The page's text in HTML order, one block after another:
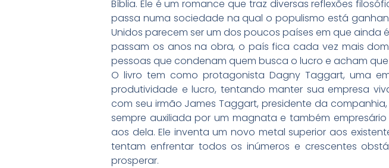
Bíblia. Ele é um romance que traz diversas reflexões
passa numa sociedade na qual o populismo está
Unidos parecem ser um dos poucos países em que
passam os anos na obra, o país fica cada vez mais
pessoas que condenam quem busca o lucro e acham
O livro tem como protagonista Dagny Taggart, uma
produtividade e lucro, tentando manter sua empresa
com seu irmão James Taggart, presidente da
sempre auxiliada por um magnata e também
aos dela. Ele inventa um novo metal superior aos
tentam enfrentar todos os inúmeros e crescentes
prosperar.